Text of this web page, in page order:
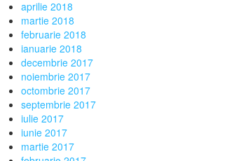
aprilie 2018
martie 2018
februarie 2018
ianuarie 2018
decembrie 2017
noiembrie 2017
octombrie 2017
septembrie 2017
iulie 2017
iunie 2017
martie 2017